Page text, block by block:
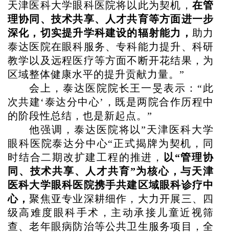
天津医科大学眼科医院将以此为契机， 在管
理协同、技术共享、人才共育等方面进一步
深化，切实提升学科建设的辐射能力， 助力
泰达医院在眼科服务、专科能力提升、科研
教学以及远程医疗等方面不断开花结果，为
区域整体健康水平的提升贡献力量。 ”
会上，泰达医院院长王一旻表示： “此
次共建‘泰达分中心’，既是两院合作历程中
的阶段性总结，也是新起点。”
他强调，泰达医院将以”天津医科大学
眼科医院泰达分中心“正式揭牌为契机，同
时结合二期改扩建工程的推进，
以“管理协
同、技术共享、人才共育”为核心，与天津
医科大学眼科医院携手共建区域眼科诊疗中
心，聚焦亚专业深耕细作，大力开展三、四
级高难度眼科手术，主动承接儿童近视筛
查、老年眼病防治等公共卫生服务项目，全